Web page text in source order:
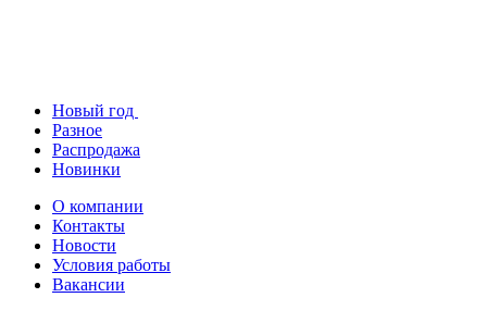
Новый год
Разное
Распродажа
Новинки
О компании
Контакты
Новости
Условия работы
Вакансии